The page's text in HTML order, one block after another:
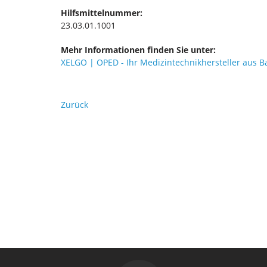
Hilfsmittelnummer:
23.03.01.1001
Mehr Informationen finden Sie unter:
XELGO | OPED - Ihr Medizintechnikhersteller aus
Zurück